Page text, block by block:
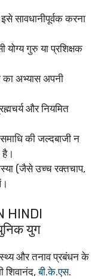
सावधानीपूर्वक करना
योग्य गुरु या प्रशिक्षक
का अभ्यास अपनी
और नियमित
की जल्दबाजी न
है।
(जैसे उच्च रक्तचाप,
HINDI
युग
और तनाव प्रबंधन के
शिवानंद,बी.के.एस.